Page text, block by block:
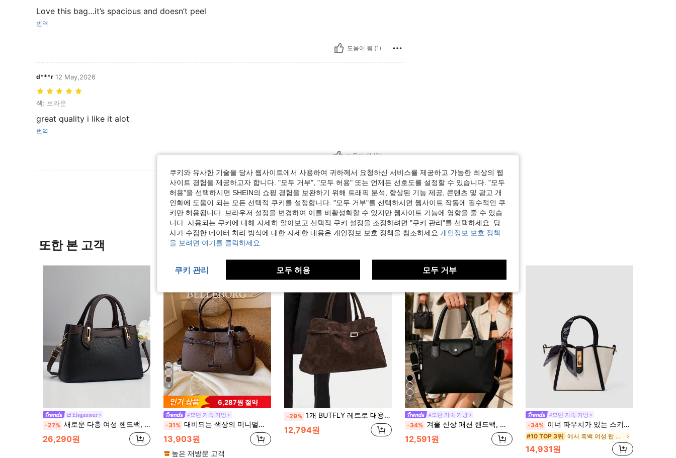
Love this bag…it’s spacious and doesn’t peel
번역
도움이 됨 (1)
d***r 12 May,2026
색: 브라운
색: 브라운
great quality i like it alot
번역
도움이 됨 (0)
리뷰 더 보기
또한 본 고객
Eleganteur
-27% 새로운 다층 여성 핸드백, 유럽 및 미국 스타일 숄더백, 패치워크 크로스바디백 여행 및 쇼핑용, 패션 숄더 크로스바디백, 버서타일 캐주얼 럭셔리 대용량 가방, 숄더백 또는 크로스바디백으로 착용 가능
26,290원
4
6,287원 절약
#모던 가죽 가방
-31% 대비되는 색상의 미니멀리스트 대용량 다용도 여성용 출퇴근 핸드백
13,903원
높은 재방문 고객
-29% 1개 BUTFLY 레트로 대용량 스웨이드 핸드백, 단색, 고정 숄더 스트랩, 버클 잠금, 폴리에스터 안감, 일상 출퇴근, 데이트 및 여행에 적합
12,794원
7
#모던 가죽 가방
-34% 겨울 신상 패션 핸드백, 컬러블록 디자인, 나일론 방수 원단, 숄더백, 사각백 및 채소 바구니백 스타일, 출퇴근, 파티 및 휴일 데이트에 적합
12,591원
#모던 가죽 가방
-34% 이너 파우치가 있는 스키니 스카프 장식 사첼 백 발렌타인 크리스마스 겨울 크리스마스 선물
#10 TOP 3위 에서 흑백 여성 탑 핸들 가방
14,931원
쿠키와 유사한 기술을 당사 웹사이트에서 사용하여 귀하께서 요청하신 서비스를 제공하고 가능한 최상의 웹
사이트 경험을 제공하고자 합니다. "모두 거부", "모두 허용" 또는 언제든 선호도를 설정할 수 있습니다. "모두
허용"을 선택하시면 SHEIN의 쇼핑 경험을 보완하기 위해 트래픽 분석, 향상된 기능 제공, 콘텐츠 및 광고 개
인화에 도움이 되는 모든 선택적 쿠키를 설정합니다. "모두 거부"를 선택하시면 웹사이트 작동에 필수적인 쿠
키만 허용됩니다. 브라우저 설정을 변경하여 이를 비활성화할 수 있지만 웹사이트 기능에 영향을 줄 수 있습
니다. 사용되는 쿠키에 대해 자세히 알아보고 선택적 쿠키 설정을 조정하려면 "쿠키 관리"를 선택하세요. 당
사가 수집한 데이터 처리 방식에 대한 자세한 내용은 개인정보 보호 정책을 참조하세요. 개인정보 보호 정책
을 보려면 여기를 클릭하세요.
쿠키 관리 모두 허용 모두 거부